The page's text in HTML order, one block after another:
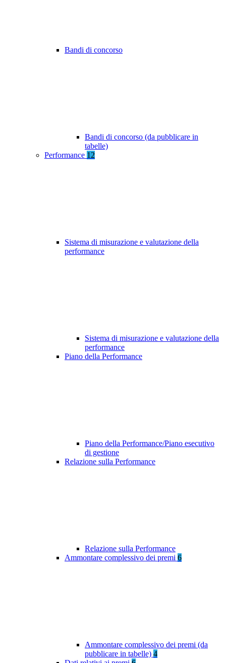
Bandi di concorso
Bandi di concorso (da pubblicare in
tabelle)
Performance 12
Sistema di misurazione e valutazione della
performance
Sistema di misurazione e valutazione della
performance
Piano della Performance
Piano della Performance/Piano esecutivo
di gestione
Relazione sulla Performance
Relazione sulla Performance
Ammontare complessivo dei premi 6
Ammontare complessivo dei premi (da
pubblicare in tabelle) 4